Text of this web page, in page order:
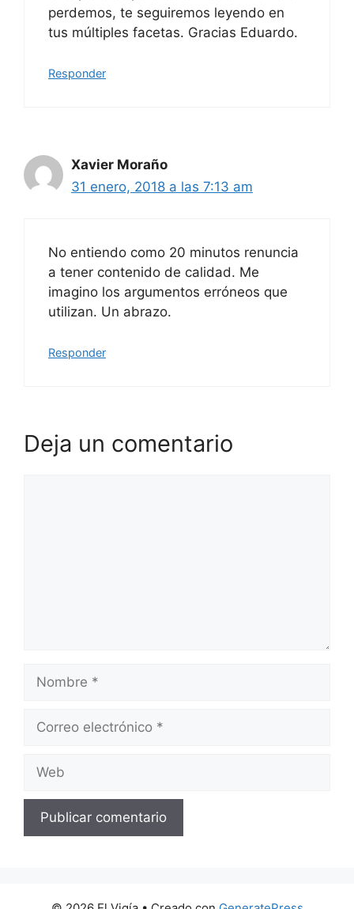
perdemos, te seguiremos leyendo en
tus múltiples facetas. Gracias Eduardo.
Responder
Xavier Moraño
31 enero, 2018 a las 7:13 am
No entiendo como 20 minutos renuncia
a tener contenido de calidad. Me
imagino los argumentos erróneos que
utilizan. Un abrazo.
Responder
Deja un comentario
Nombre
Correo
Web